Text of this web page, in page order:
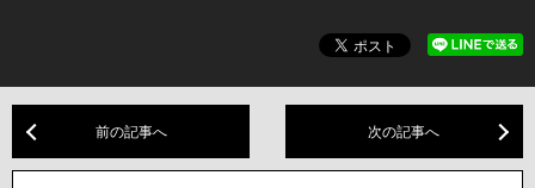
前の記事へ 次の記事へ